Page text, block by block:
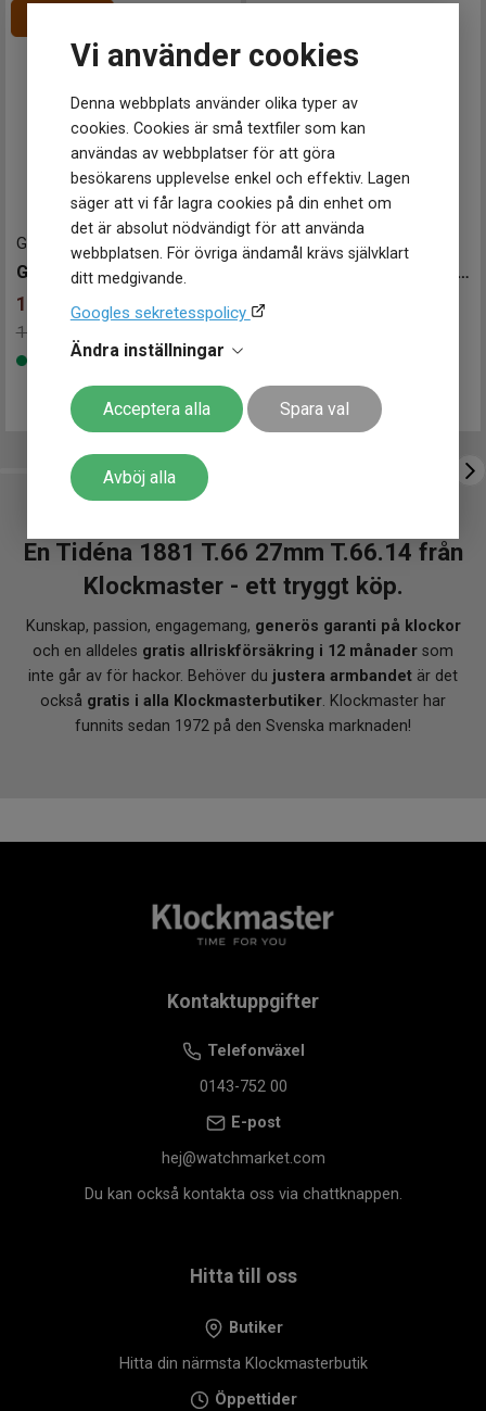
Vi använder cookies
Denna webbplats använder olika typer av
cookies. Cookies är små textfiler som kan
användas av webbplatser för att göra
besökarens upplevelse enkel och effektiv. Lagen
säger att vi får lagra cookies på din enhet om
det är absolut nödvändigt för att använda
webbplatsen. För övriga ändamål krävs självklart
ditt medgivande.
Googles sekretesspolicy
Ändra inställningar
Acceptera alla Spara val
Avböj alla
G172001 36 mm
GANT Amesbury 36mm
1 692 kr
1 990 kr
Finns i lager
C0320511111600- 34 mm
CERTINA DS Action Lady Diamonds 34mm
6 790
En Tidéna 1881 T.66 27mm T.66.14 från
Klockmaster - ett tryggt köp.
Kunskap, passion, engagemang, generös garanti på klockor
och en alldeles gratis allriskförsäkring i 12 månader som
inte går av för hackor. Behöver du justera armbandet är det
också gratis i alla Klockmasterbutiker. Klockmaster har
funnits sedan 1972 på den Svenska marknaden!
Kontaktuppgifter
Telefonväxel
0143-752 00
E-post
hej@watchmarket.com
Du kan också kontakta oss via chattknappen.
Hitta till oss
Butiker
Hitta din närmsta Klockmasterbutik
Öppettider